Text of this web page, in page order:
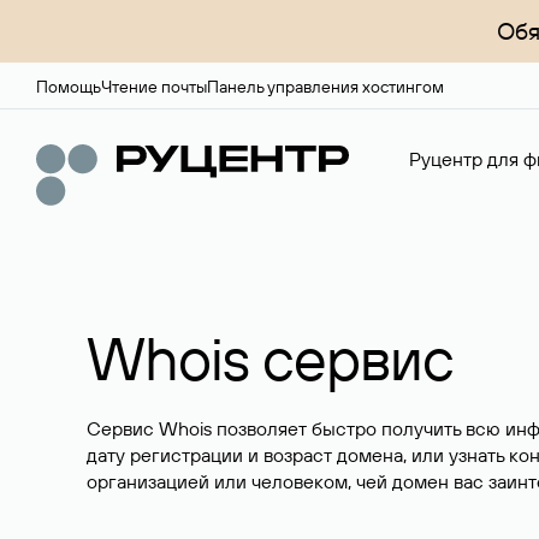
ПомощьЧтение почтыПанель управления хостингом
Руцентр для
Whois сервис
Сервис Whois позволяет быстро получить всю
дату регистрации и возраст домена, или узнать
организацией или человеком, чей домен вас